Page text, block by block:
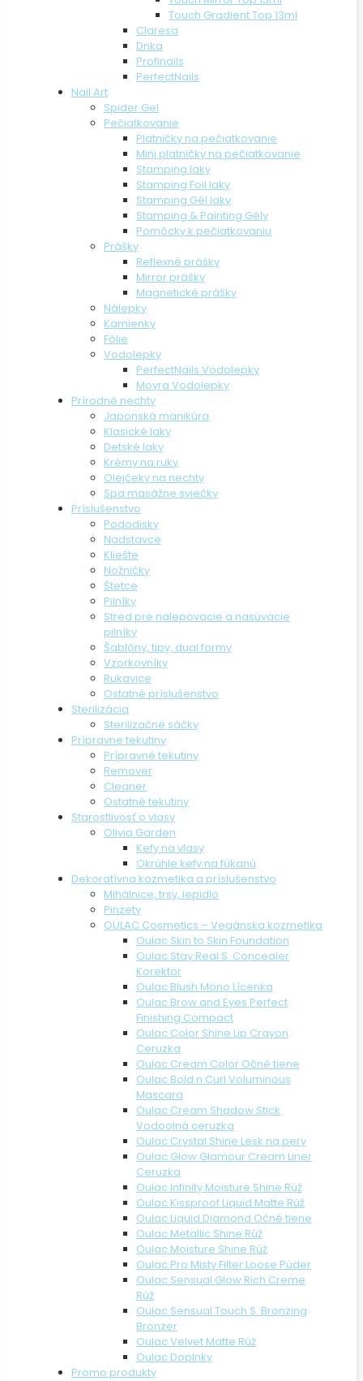
Touch Gradient Top 13ml
Claresa
Dnka
Profinails
PerfectNails
Nail Art
Spider Gel
Pečiatkovanie
Platničky na pečiatkovanie
Mini platničky na pečiatkovanie
Stamping laky
Stamping Foil laky
Stamping Gél laky
Stamping & Painting Gély
Pomôcky k pečiatkovaniu
Prášky
Reflexné prášky
Mirror prášky
Magnetické prášky
Nálepky
Kamienky
Fólie
Vodolepky
PerfectNails Vodolepky
Moyra Vodolepky
Prírodné nechty
Japonská manikúra
Klasické laky
Detské laky
Krémy na ruky
Olejčeky na nechty
Spa masážne sviečky
Príslušenstvo
Pododisky
Nadstavce
Kliešte
Nožničky
Štetce
Pilníky
Stred pre nalepovacie a nasúvacie
pilníky
Šablóny, tipy, dual formy
Vzorkovníky
Rukavice
Ostatné príslušenstvo
Sterilizácia
Sterilizačné sáčky
Prípravne tekutiny
Prípravné tekutiny
Remover
Cleaner
Ostatné tekutiny
Starostlivosť o vlasy
Olivia Garden
Kefy na vlasy
Okrúhle kefy na fúkanú
Dekoratívna kozmetika a príslušenstvo
Mihálnice, trsy, lepidlo
Pinzety
OULAC Cosmetics – Vegánska kozmetika
Oulac Skin to Skin Foundation
Oulac Stay Real S. Concealer
Korektor
Oulac Blush Mono Lícenka
Oulac Brow and Eyes Perfect
Finishing Compact
Oulac Color Shine Lip Crayon
Ceruzka
Oulac Cream Color Očné tiene
Oulac Bold n Curl Voluminous
Mascara
Oulac Cream Shadow Stick
Vodoolná ceruzka
Oulac Crystal Shine Lesk na pery
Oulac Glow Glamour Cream Liner
Ceruzka
Oulac Infinity Moisture Shine Rúž
Oulac Kissproof Liquid Matte Rúž
Oulac Liquid Diamond Očné tiene
Oulac Metallic Shine Rúž
Oulac Moisture Shine Rúž
Oulac Pro Misty Filter Loose Púder
Oulac Sensual Glow Rich Creme
Rúž
Oulac Sensual Touch S. Bronzing
Bronzer
Oulac Velvet Matte Rúž
Oulac Doplnky
Promo produkty